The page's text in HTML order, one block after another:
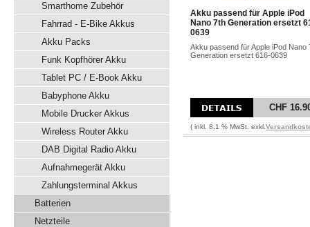
Smarthome Zubehör
Fahrrad - E-Bike Akkus
Akku Packs
Funk Kopfhörer Akku
Tablet PC / E-Book Akku
Babyphone Akku
Mobile Drucker Akkus
Wireless Router Akku
DAB Digital Radio Akku
Aufnahmegerät Akku
Zahlungsterminal Akkus
Batterien
Netzteile
Akku passend für Apple iPod
Nano 7th Generation ersetzt
0639
Akku passend für Apple iPod Nano
Generation ersetzt 616-0639
CHF
( inkl. 8.1 % MwSt. exkl.